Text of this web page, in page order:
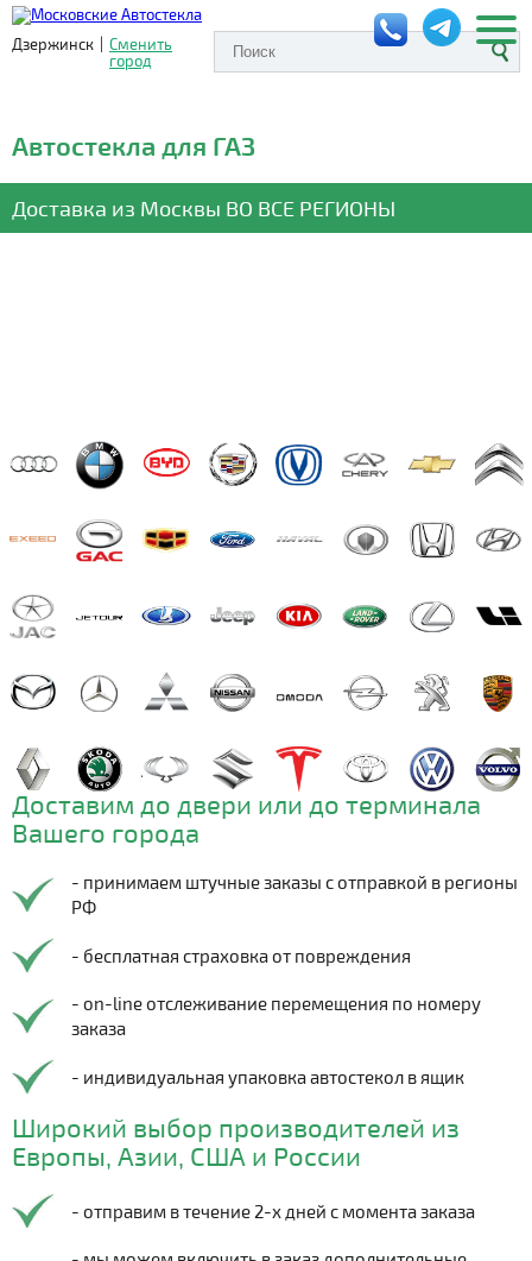
Дзержинск | Сменить
город
Автостекла для ГАЗ
Доставка из Москвы ВО ВСЕ РЕГИОНЫ
Доставим до двери или до терминала
Вашего города
- принимаем штучные заказы с отправкой в регионы
РФ
- бесплатная страховка от повреждения
- on-line отслеживание перемещения по номеру
заказа
- индивидуальная упаковка автостекол в ящик
Широкий выбор производителей из
Европы, Азии, США и России
- отправим в течение 2-х дней с момента заказа